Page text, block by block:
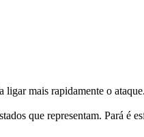
mais rapidamente o
que representam. Pará